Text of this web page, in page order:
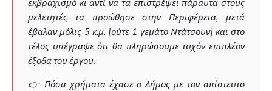
εκβραχισμό κι αντί να τα επιστρέψει πάραυτα στους
μελετητές τα προώθησε στην Περιφέρεια, μετά
έβαλαν μόλις 5 κ.μ. [ούτε 1 γεμάτο Ντάτσουν] και στο
τέλος υπέγραψε ότι θα πληρώσουμε τυχόν επιπλέον
έξοδα του έργου.
👉 Πόσα χρήματα έχασε ο Δήμος με τον απίστευτο